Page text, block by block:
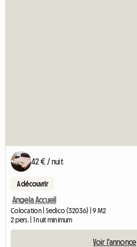
42 € / nuit
A découvrir
Angela Accueil
Colocation | Sedico (32036) | 9 M2
2 pers. | 1 nuit minimum
Voir l'annonce